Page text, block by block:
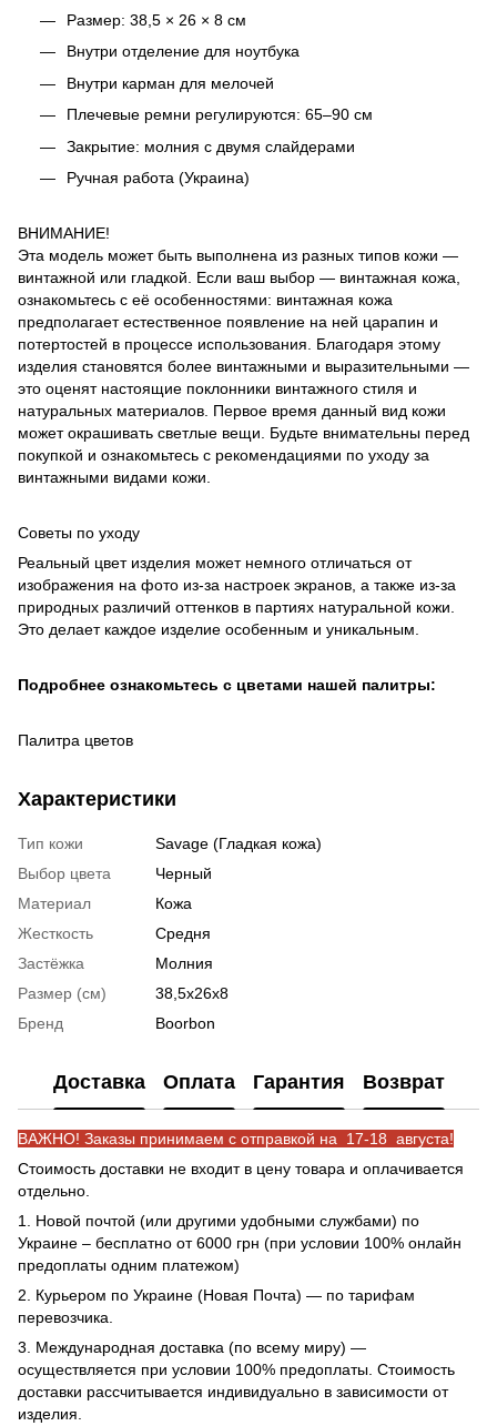
Размер: 38,5 × 26 × 8 см
Внутри отделение для ноутбука
Внутри карман для мелочей
Плечевые ремни регулируются: 65–90 см
Закрытие: молния с двумя слайдерами
Ручная работа (Украина)
ВНИМАНИЕ!
Эта модель может быть выполнена из разных типов кожи —
винтажной или гладкой. Если ваш выбор — винтажная кожа,
ознакомьтесь с её особенностями: винтажная кожа
предполагает естественное появление на ней царапин и
потертостей в процессе использования. Благодаря этому
изделия становятся более винтажными и выразительными —
это оценят настоящие поклонники винтажного стиля и
натуральных материалов. Первое время данный вид кожи
может окрашивать светлые вещи. Будьте внимательны перед
покупкой и ознакомьтесь с рекомендациями по уходу за
винтажными видами кожи.
Советы по уходу
Реальный цвет изделия может немного отличаться от
изображения на фото из-за настроек экранов, а также из-за
природных различий оттенков в партиях натуральной кожи.
Это делает каждое изделие особенным и уникальным.
Подробнее ознакомьтесь с цветами нашей палитры:
Палитра цветов
Характеристики
Тип кожи
Savage (Гладкая кожа)
Выбор цвета
Черный
Материал
Кожа
Жесткость
Средня
Застёжка
Молния
Размер (см)
38,5х26х8
Бренд
Boorbon
Доставка Оплата Гарантия Возврат
ВАЖНО! Заказы принимаем с отправкой на 17-18 августа!
Стоимость доставки не входит в цену товара и оплачивается
отдельно.
1. Новой почтой (или другими удобными службами) по
Украине – бесплатно от 6000 грн (при условии 100% онлайн
предоплаты одним платежом)
2. Курьером по Украине (Новая Почта) — по тарифам
перевозчика.
3. Международная доставка (по всему миру) —
осуществляется при условии 100% предоплаты. Стоимость
доставки рассчитывается индивидуально в зависимости от
изделия.